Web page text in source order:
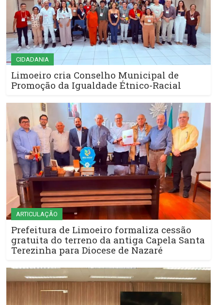
CIDADANIA
Limoeiro cria Conselho Municipal de
Promoção da Igualdade Étnico-Racial
ARTICULAÇÃO
Prefeitura de Limoeiro formaliza cessão
gratuita do terreno da antiga Capela Santa
Terezinha para Diocese de Nazaré